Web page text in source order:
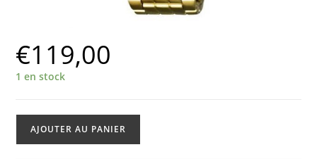
€119,00
1 en stock
AJOUTER AU PANIER